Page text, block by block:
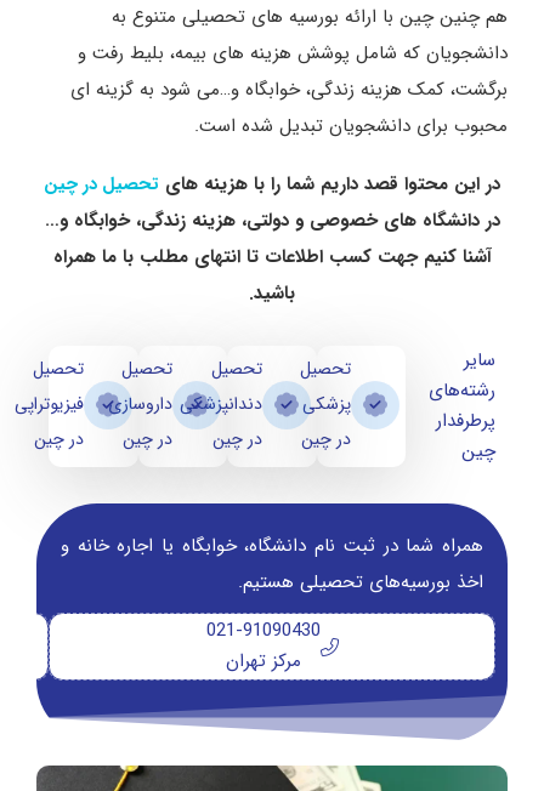
هم چنین چین با ارائه بورسیه های تحصیلی متنوع به
دانشجویان که شامل پوشش هزینه های بیمه، بلیط رفت و
برگشت، کمک هزینه زندگی، خوابگاه و…می شود به گزینه ای
محبوب برای دانشجویان تبدیل شده است.
در این محتوا قصد داریم شما را با هزینه های تحصیل در چین
در دانشگاه های خصوصی و دولتی، هزینه زندگی، خوابگاه و…
آشنا کنیم جهت کسب اطلاعات تا انتهای مطلب با ما همراه
باشید.
سایر
رشته‌های
پرطرفدار
چین
تحصیل
پزشکی
در چین
تحصیل
دندانپزشکی
در چین
تحصیل
داروسازی
در چین
تحصیل
فیزیوتراپی
در چین
همراه شما در ثبت نام دانشگاه‌، خوابگاه یا اجاره خانه و
اخذ بورسیه‌های تحصیلی هستیم.
021-91090430
مرکز تهران